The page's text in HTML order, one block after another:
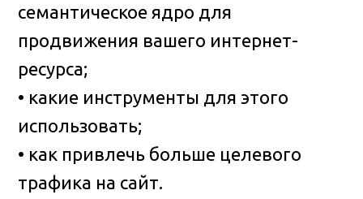
семантическое ядро для
продвижения вашего интернет-
ресурса;
• какие инструменты для этого
использовать;
• как привлечь больше целевого
трафика на сайт.